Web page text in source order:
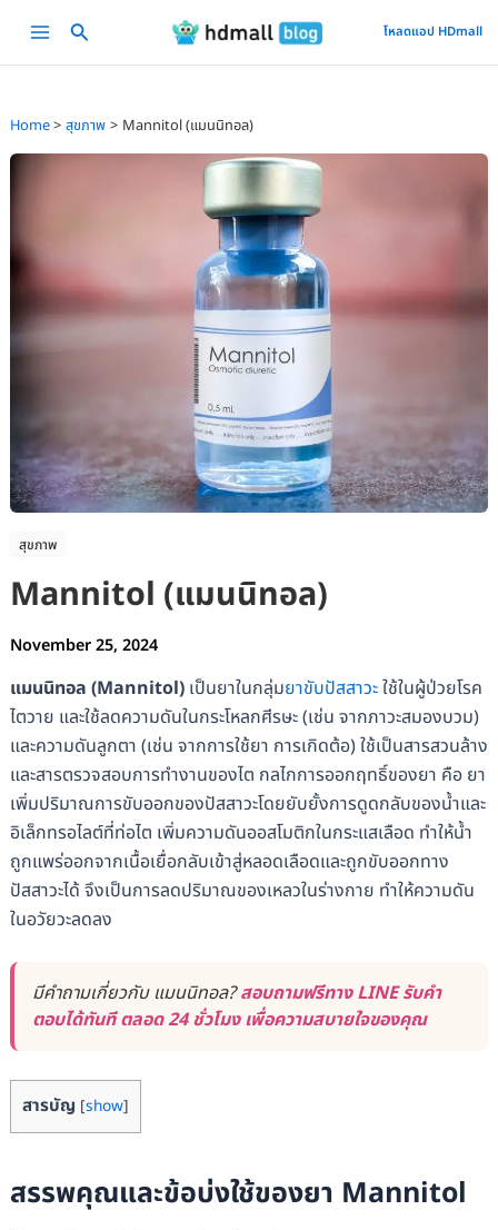
Main
โหลดแอป HDmall
Home สุขภาพ Mannitol (แมนนิทอล)
สุขภาพ
Mannitol (แมนนิทอล)
November 25, 2024
แมนนิทอล (Mannitol)เป็นยาในกลุ่มยาขับปัสสาวะใช้ในผู้ป่วยโรค
ไตวาย และใช้ลดความดันในกระโหลกศีรษะ (เช่น จากภาวะสมองบวม)
และความดันลูกตา (เช่น จากการใช้ยา การเกิดต้อ) ใช้เป็นสารสวนล้าง
และสารตรวจสอบการทำงานของไต กลไกการออกฤทธิ์ของยา คือ ยา
เพิ่มปริมาณการขับออกของปัสสาวะโดยยับยั้งการดูดกลับของน้ำและ
อิเล็กทรอไลต์ที่ท่อไต เพิ่มความดันออสโมติกในกระแสเลือด ทำให้น้ำ
ถูกแพร่ออกจากเนื้อเยื่อกลับเข้าสู่หลอดเลือดและถูกขับออกทาง
ปัสสาวะได้ จึงเป็นการลดปริมาณของเหลวในร่างกาย ทำให้ความดัน
ในอวัยวะลดลง
มีคำถามเกี่ยวกับ แมนนิทอล?สอบถามฟรีทาง LINE รับคำ
ตอบได้ทันที ตลอด 24 ชั่วโมง เพื่อความสบายใจของคุณ
สารบัญ [show]
สรรพคุณและข้อบ่งใช้ของยา Mannitol